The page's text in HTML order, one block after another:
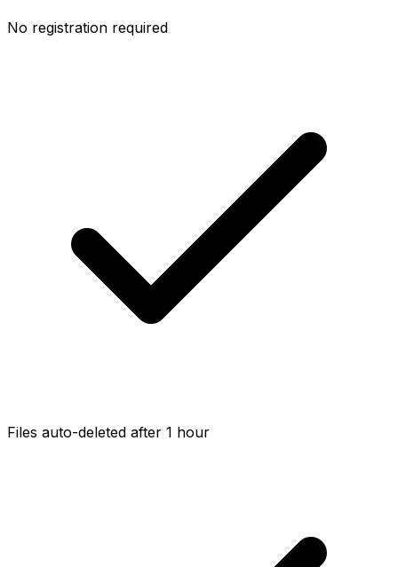
No registration required
Files auto-deleted after 1 hour